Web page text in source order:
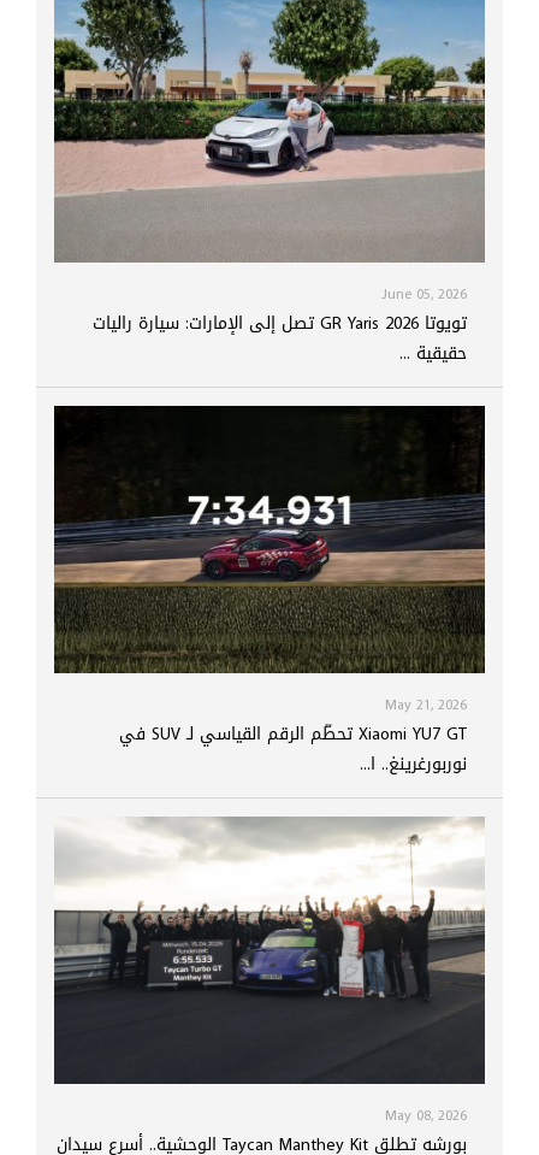
June 05, 2026
تويوتا GR Yaris 2026 تصل إلى الإمارات: سيارة راليات
حقيقية ...
May 21, 2026
Xiaomi YU7 GT تحطّم الرقم القياسي لـ SUV في
نوربورغرينغ.. ا...
May 08, 2026
بورشه تطلق Taycan Manthey Kit الوحشية.. أسرع سيدان